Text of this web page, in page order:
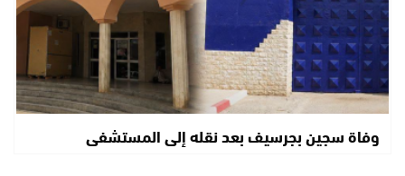
وفاة سجين بجرسيف بعد نقله إلى المستشفى